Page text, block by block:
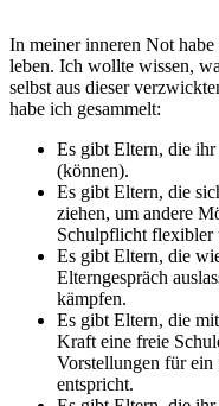
In meiner inneren Not
leben. Ich wollte wissen,
selbst aus dieser
habe ich gesammelt:
Es gibt Eltern, die
(können).
Es gibt Eltern, die
ziehen, um andere
Schulpflicht flexibler
Es gibt Eltern, die
Elterngespräch
kämpfen.
Es gibt Eltern, die
Kraft eine freie
Vorstellungen für ein
entspricht.